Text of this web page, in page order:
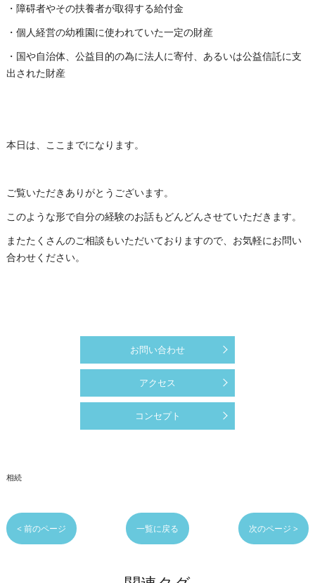
・障碍者やその扶養者が取得する給付金
・個人経営の幼稚園に使われていた一定の財産
・国や自治体、公益目的の為に法人に寄付、あるいは公益信託に支
出された財産
本日は、ここまでになります。
ご覧いただきありがとうございます。
このような形で自分の経験のお話もどんどんさせていただきます。
またたくさんのご相談もいただいておりますので、お気軽にお問い
合わせください。
お問い合わせ
アクセス
コンセプト
相続
< 前のページ 一覧に戻る 次のページ >